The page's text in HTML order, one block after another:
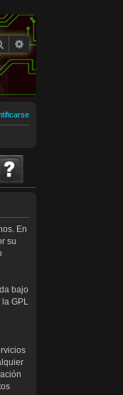
BuscarBúsqueda avanzada
En
su
bajo
la GPL